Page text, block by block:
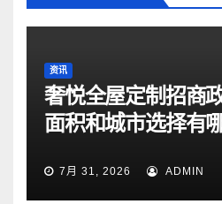
资讯
奢悦全屋定制招商
面积和城市选择有
7月 31, 2026 ADMIN